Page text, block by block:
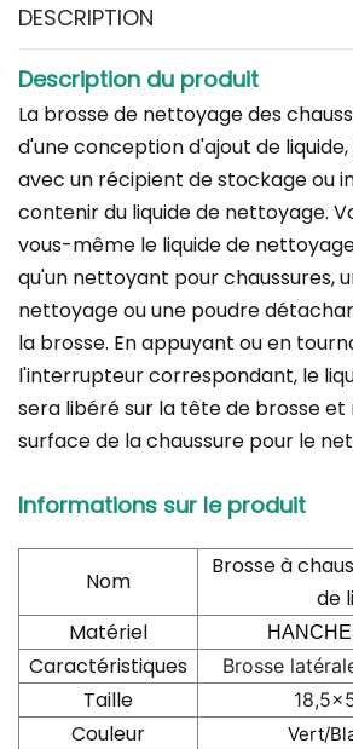
DESCRIPTION
Description du produit
La brosse de nettoyage des
d'une conception d'ajout de
avec un récipient de stockage ou
contenir du liquide de nettoyage.
vous-même le liquide de
qu'un nettoyant pour chaussures,
nettoyage ou une poudre
la brosse. En appuyant ou en
l'interrupteur correspondant, le
sera libéré sur la tête de brosse et
surface de la chaussure pour le
Informations sur le produit
Nom
Brosse à
de
Matériel
Caractéristiques Brosse
Taille
Couleur Vert/